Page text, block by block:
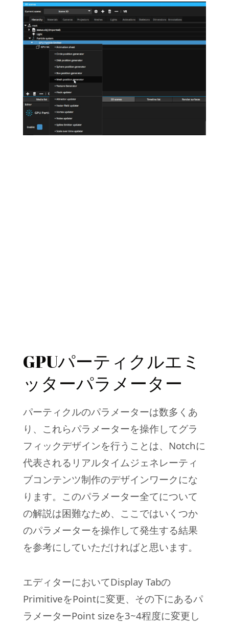
GPUパーティクルエミ
ッターパラメーター
パーティクルのパラメーターは数多くあ
り、これらパラメーターを操作してグラ
フィックデザインを行うことは、Notchに
代表されるリアルタイムジェネレーティ
ブコンテンツ制作のデザインワークにな
ります。このパラメーター全てについて
の解説は困難なため、ここではいくつか
のパラメーターを操作して発生する結果
を参考にしていただければと思います。
エディターにおいてDisplay Tabの
PrimitiveをPointに変更、その下にあるパ
ラメーターPoint sizeを3~4程度に変更し